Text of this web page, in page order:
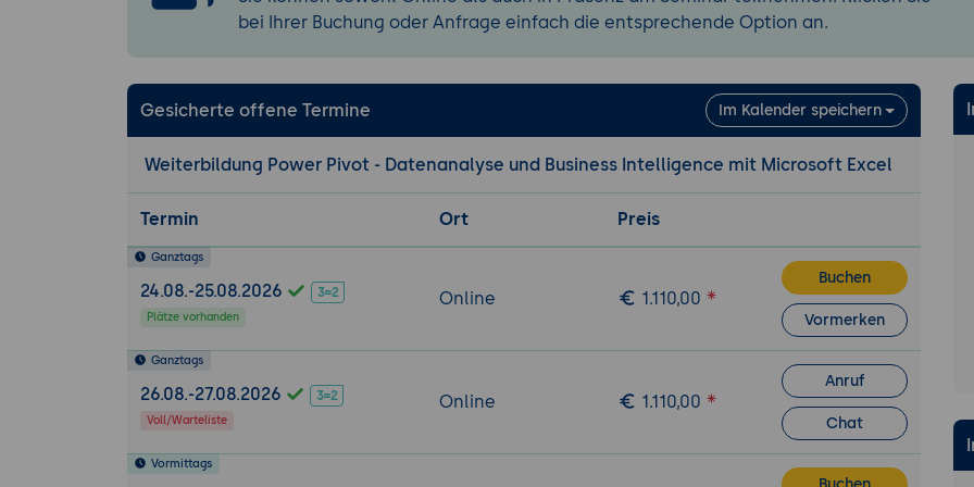
Erstellung von berechneten Tabellen mit DAX
Was sind Hierarchien?
Erstellung von Hierarchien in Power Pivot
Verwendung von Hierarchien in PivotTables und Diagrammen und
Tipps zur Optimierung von Datenmodellen
Sicherheit
bei Ihrer Buchung oder Anfrage einfach die entsprechende Option an.
Gesicherte offene Termine Im Kalender speichern
Weiterbildung Power Pivot - Datenanalyse und Business Intelligence mit Microsoft Excel
Termin Ort Preis
Ganztags
24.08.-25.08.2026
Plätze vorhanden
Online 1.110,00
Buchen
Vormerken
Ganztags
26.08.-27.08.2026
Voll/Warteliste
Online 1.110,00
Anruf
Chat
Vormittags